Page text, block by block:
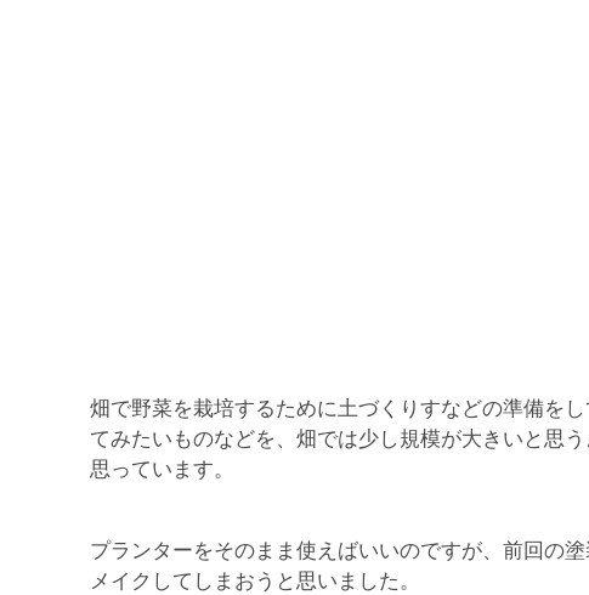
畑で野菜を栽培するために土づくりすなどの準備を
てみたいものなどを、畑では少し規模が大きいと思
思っています。
プランターをそのまま使えばいいのですが、前回の
メイクしてしまおうと思いました。